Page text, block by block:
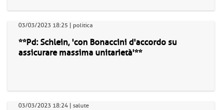
03/03/2023 18:25 | politica
**Pd: Schlein, 'con Bonaccini d'accordo su
assicurare massima unitarietà'**
03/03/2023 18:24 | salute